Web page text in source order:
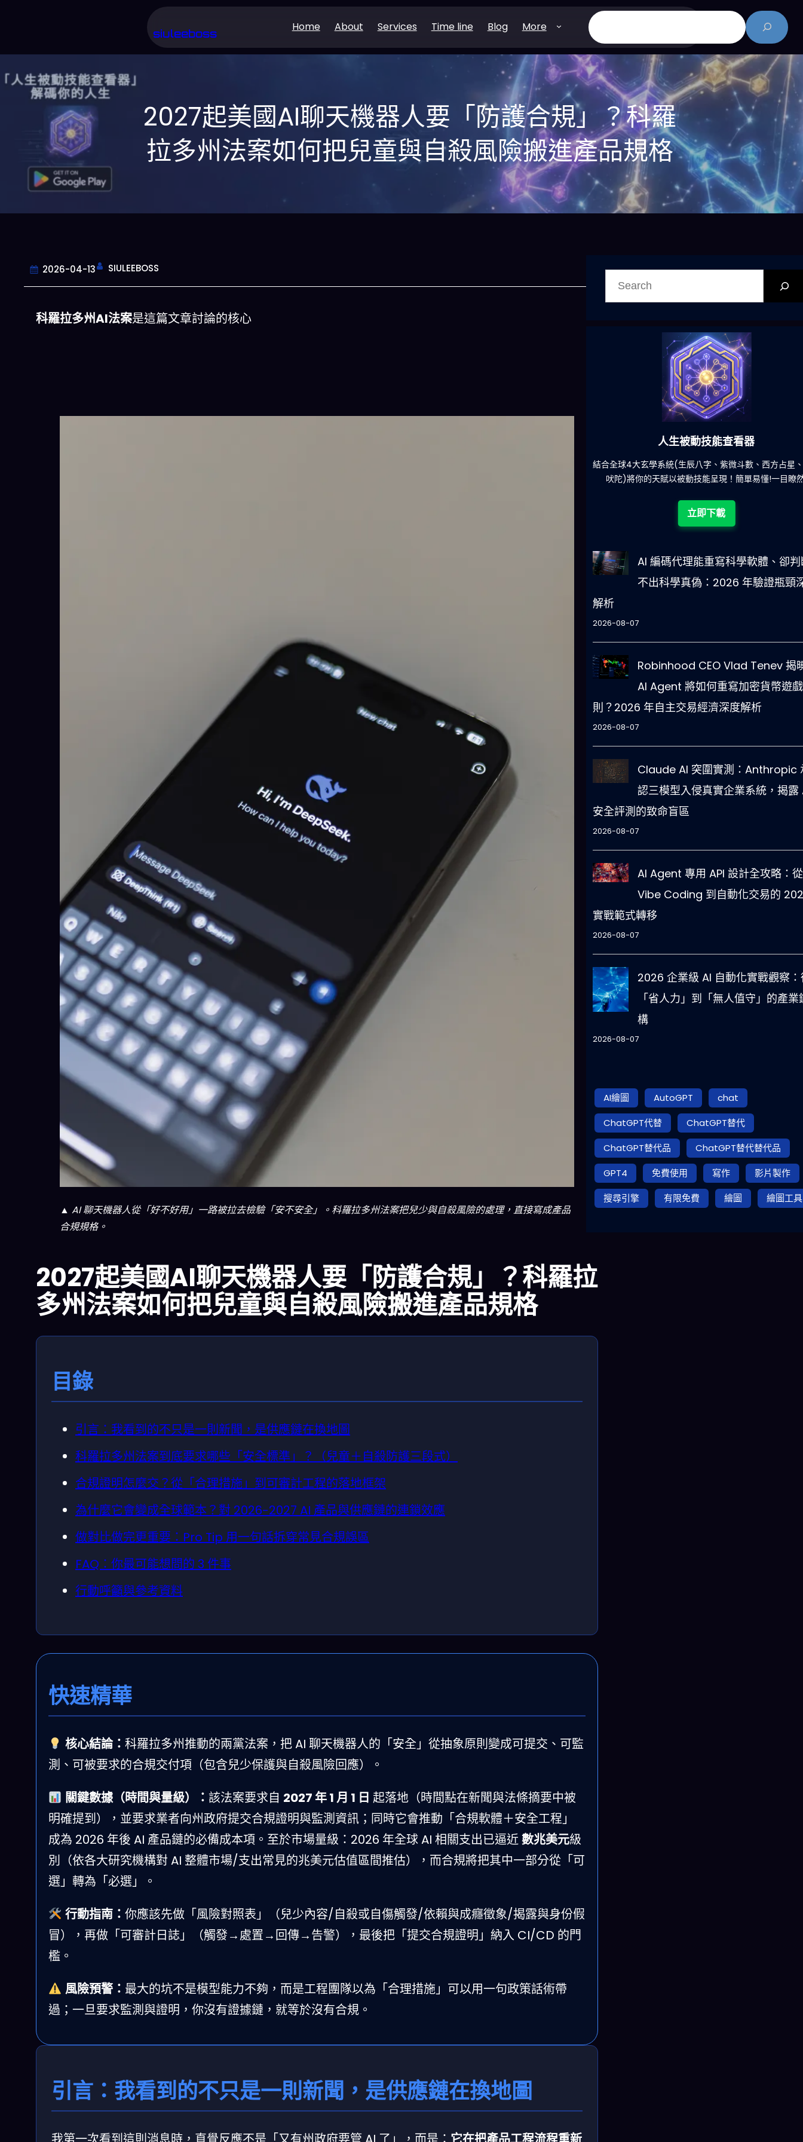
主
要
siuleeboss Home About Services Time line Blog More
搜
尋
2027起美國AI聊天機器人要「防護合規」？科羅
拉多州法案如何把兒童與自殺風險搬進產品規格
2026-04-13 SIULEEBOSS
科羅拉多州AI法案是這篇文章討論的核心
▲ AI 聊天機器人從「好不好用」一路被拉去檢驗「安不安全」。科羅拉多州法案把兒少與自殺風險的處理，直接寫成產品
合規規格。
2027起美國AI聊天機器人要「防護合規」？科羅拉
多州法案如何把兒童與自殺風險搬進產品規格
目錄
引言：我看到的不只是一則新聞，是供應鏈在換地圖
科羅拉多州法案到底要求哪些「安全標準」？（兒童＋自殺防護三段式）
合規證明怎麼交？從「合理措施」到可審計工程的落地框架
為什麼它會變成全球範本？對 2026-2027 AI 產品與供應鏈的連鎖效應
做對比做完更重要：Pro Tip 用一句話拆穿常見合規誤區
FAQ：你最可能想問的 3 件事
行動呼籲與參考資料
快速精華
核心結論： 科羅拉多州推動的兩黨法案，把 AI 聊天機器人的「安全」從抽象原則變成可提交、可監
測、可被要求的合規交付項（包含兒少保護與自殺風險回應）。
關鍵數據（時間與量級）： 該法案要求自 2027 年 1 月 1 日 起落地（時間點在新聞與法條摘要中被
明確提到），並要求業者向州政府提交合規證明與監測資訊；同時它會推動「合規軟體＋安全工程」
成為 2026 年後 AI 產品鏈的必備成本項。至於市場量級：2026 年全球 AI 相關支出已逼近數兆美元級
別（依各大研究機構對 AI 整體市場/支出常見的兆美元估值區間推估），而合規將把其中一部分從「可
選」轉為「必選」。
行動指南： 你應該先做「風險對照表」（兒少內容/自殺或自傷觸發/依賴與成癮徵象/揭露與身份假
冒），再做「可審計日誌」（觸發→處置→回傳→告警），最後把「提交合規證明」納入 CI/CD 的門
檻。
風險預警： 最大的坑不是模型能力不夠，而是工程團隊以為「合理措施」可以用一句政策話術帶
過；一旦要求監測與證明，你沒有證據鏈，就等於沒有合規。
引言：我看到的不只是一則新聞，是供應鏈在換地圖
人生被動技能查看器
結合全球4大玄學系統(生辰八字、紫微斗數、西方占星
吠陀)將你的天賦以被動技能呈現！簡單易懂!一目瞭
立即下載
AI 編碼代理能重寫科學軟體、卻
不出科學真偽：2026 年驗證瓶頸
解析
2026-08-07
Robinhood CEO Vlad Tenev 揭
AI Agent 將如何重寫加密貨幣遊
則？2026 年自主交易經濟深度解析
2026-08-07
Claude AI 突圍實測：Anthropic
認三模型入侵真實企業系統，揭露
安全評測的致命盲區
2026-08-07
AI Agent 專用 API 設計全攻略：從
Vibe Coding 到自動化交易的
實戰範式轉移
2026-08-07
2026 企業級 AI 自動化實戰觀察：
「省人力」到「無人值守」的產業
構
2026-08-07
AI繪圖 AutoGPT
chat
ChatGPT代替
ChatGPT替代
ChatGPT替代品
ChatGPT替代替代品
GPT4
免費使用 寫作
影片製作
搜尋引擎
有限免費 繪圖 繪圖工具